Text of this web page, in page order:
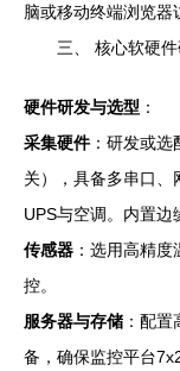
脑或移动终端浏览器
三、 核心软硬
硬件研发与选型 ：
采集硬件：研发或选
关），具备多串口、
UPS与空调。内置边
传感器 ：选用高精
控。
服务器与存储 ：配
备，确保监控平台